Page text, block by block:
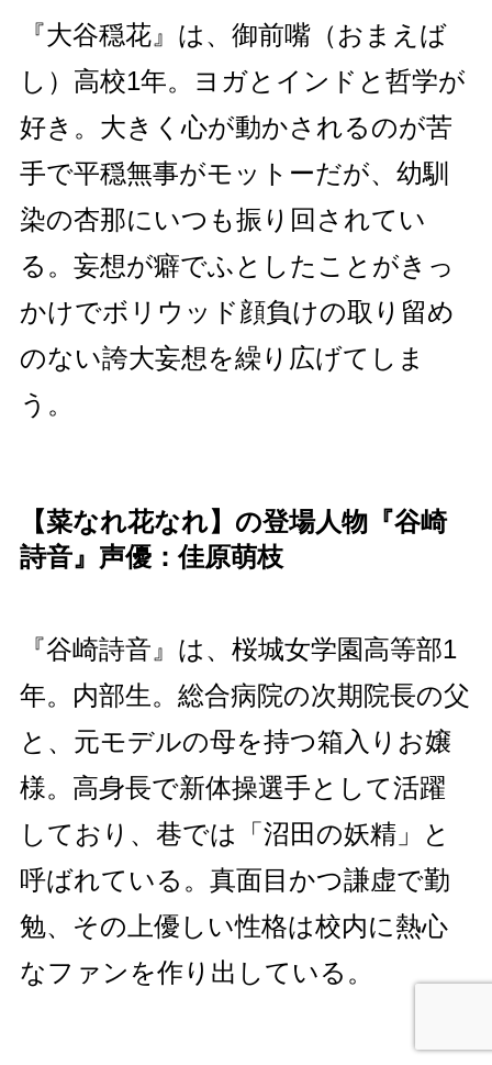
『大谷穏花』は、御前嘴（おまえば
し）高校1年。ヨガとインドと哲学が
好き。大きく心が動かされるのが苦
手で平穏無事がモットーだが、幼馴
染の杏那にいつも振り回されてい
る。妄想が癖でふとしたことがきっ
かけでボリウッド顔負けの取り留め
のない誇大妄想を繰り広げてしま
う。
【菜なれ花なれ】の登場人物『谷崎
詩音』声優：佳原萌枝
『谷崎詩音』は、桜城女学園高等部1
年。内部生。総合病院の次期院長の父
と、元モデルの母を持つ箱入りお嬢
様。高身長で新体操選手として活躍
しており、巷では「沼田の妖精」と
呼ばれている。真面目かつ謙虚で勤
勉、その上優しい性格は校内に熱心
なファンを作り出している。